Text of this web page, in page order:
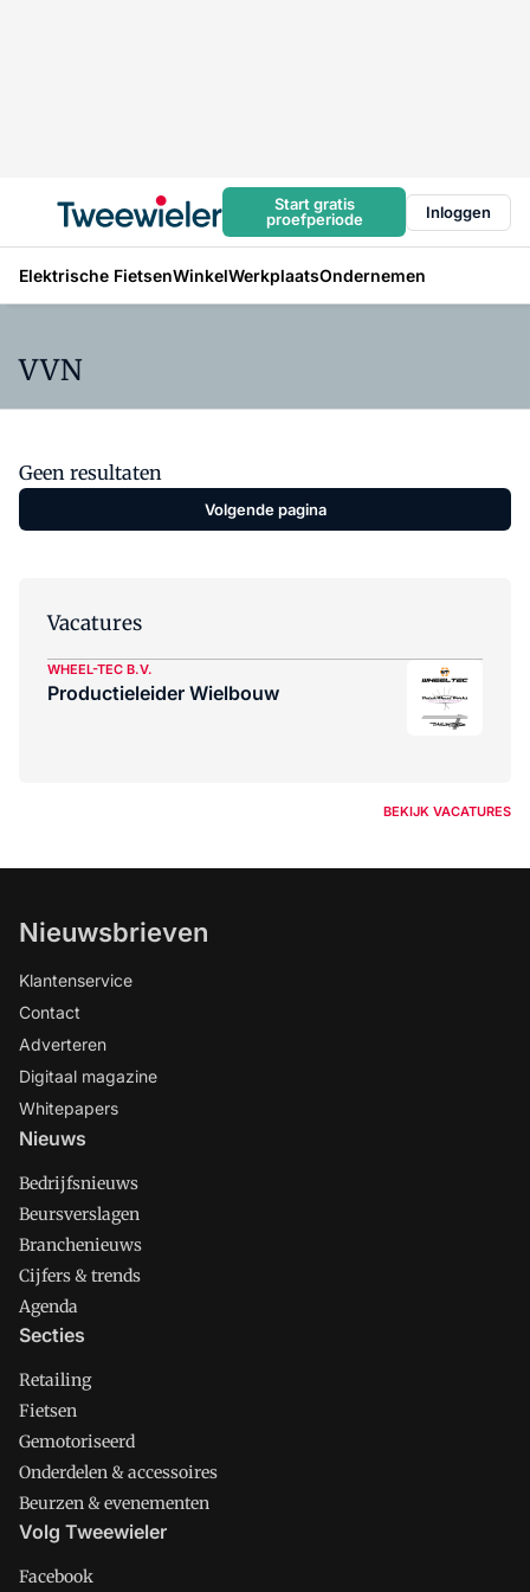
Start gratis
proefperiode
Inloggen
Elektrische FietsenWinkelWerkplaatsOndernemen
VVN
Geen resultaten
Volgende pagina
Vacatures
WHEEL-TEC B.V.
Productieleider Wielbouw
BEKIJK VACATURES
Nieuwsbrieven
Klantenservice
Contact
Adverteren
Digitaal magazine
Whitepapers
Nieuws
Bedrijfsnieuws
Beursverslagen
Branchenieuws
Cijfers & trends
Agenda
Secties
Retailing
Fietsen
Gemotoriseerd
Onderdelen & accessoires
Beurzen & evenementen
Volg Tweewieler
Facebook